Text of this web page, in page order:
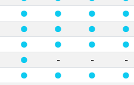
● ● ● ●
● ● ● ●
● ● ● ●
● - - -
● ● ● ●